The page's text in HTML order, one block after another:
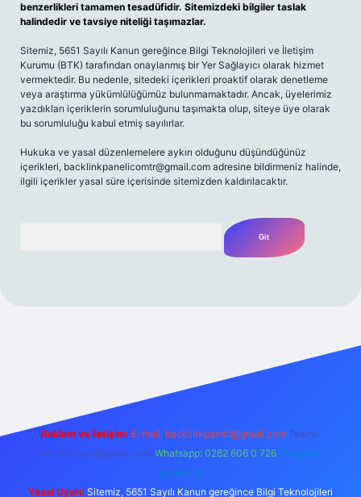
benzerlikleri tamamen tesadüfidir. Sitemizdeki bilgiler taslak
halindedir ve tavsiye niteliği taşımazlar.
Sitemiz, 5651 Sayılı Kanun gereğince Bilgi Teknolojileri ve İletişim
Kurumu (BTK) tarafından onaylanmış bir Yer Sağlayıcı olarak hizmet
vermektedir. Bu nedenle, sitedeki içerikleri proaktif olarak denetleme
veya araştırma yükümlülüğümüz bulunmamaktadır. Ancak, üyelerimiz
yazdıkları içeriklerin sorumluluğunu taşımakta olup, siteye üye olarak
bu sorumluluğu kabul etmiş sayılırlar.
Hukuka ve yasal düzenlemelere aykırı olduğunu düşündüğünüz
içerikleri, backlinkpanelicomtr@gmail.com adresine bildirmeniz halinde,
ilgili içerikler yasal süre içerisinde sitemizden kaldırılacaktır.
Reklam ve İletişim: E-mail: backlinkpaneli@gmail.com Teams:
forumhizmeti@gmail.com Whatsapp: 0262 606 0 726 Telegram:
@karabul
Yasal Uyarı: Sitemiz, 5651 Sayılı Kanun gereğince Bilgi Teknolojileri